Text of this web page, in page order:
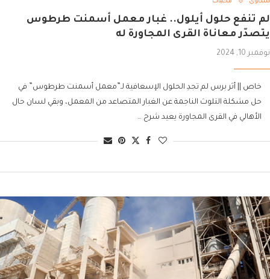
شكاوى محليات
لم تنفع حلول أيلول.. غبار معمل أسمنت طرطوس
يتصدّر معاناة القرى المجاورة له
نوفمبر 10, 2024
خاص || أثر برس لم تجدِ الحلول الإسعافية لـ”معمل أسمنت طرطوس” في
حل مشكلة التلوث الناجمة عن الغبار المتصاعد من المعمل، وبقي لسان حال
الأهالي في القرى المجاورة يعيد شرح …